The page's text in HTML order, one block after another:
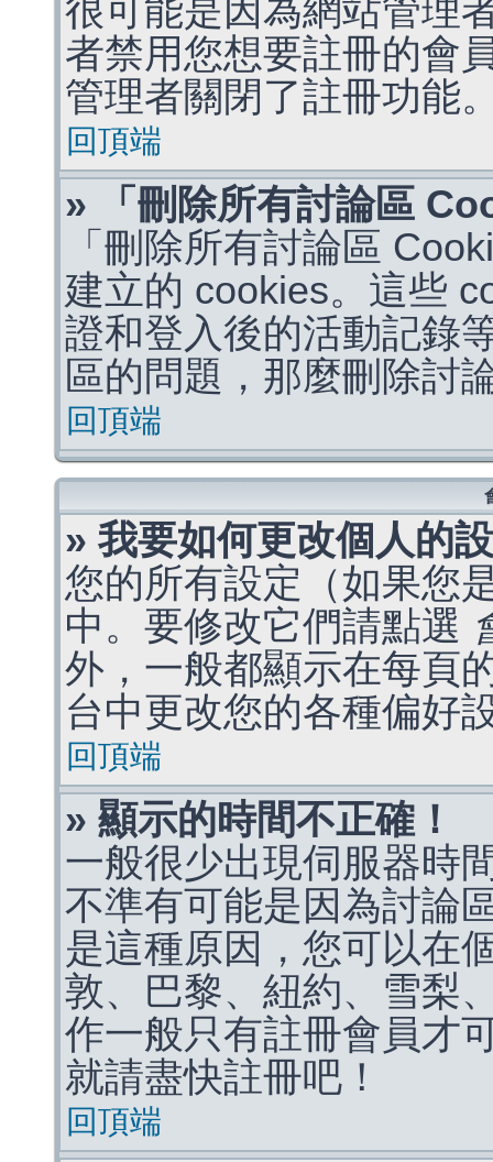
很可能是因為網站管理
者禁用您想要註冊的會
管理者關閉了註冊功能
回頂端
» 「刪除所有討論區
「刪除所有討論區
建立的 cookies。這些
證和登入後的活動記錄
區的問題，那麼刪除討
回頂端
» 我要如何更改個人的
您的所有設定（如果您
中。要修改它們請點選
外，一般都顯示在每頁
台中更改您的各種偏好
回頂端
» 顯示的時間不正確！
一般很少出現伺服器時
不準有可能是因為討論
是這種原因，您可以在
敦、巴黎、紐約、雪梨
作一般只有註冊會員才
就請盡快註冊吧！
回頂端